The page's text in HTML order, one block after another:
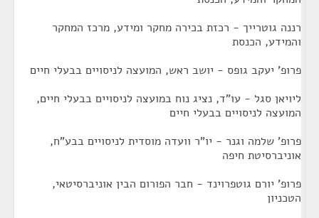
רננה גוטרייך - רכזת בכירה מחקר ומידע, מרכז המחקר
והמידע, הכנסת
פרופ' יעקב גופס - יושב ראש, המועצה לניסויים בבעלי חיים
ליויאן סגל - עו"ד, נציג נוח במועצה לניסויים בבעלי חיים,
המועצה לניסויים בבעלי חיים
פרופ' שלמה וגנר - יו"ר וועדה מוסדית לניסויים בבע"ח,
אוניברסיטת חיפה
פרופ' יורם גוטפרוינד - חבר הפורום הבין אוניברסיטאי,
הטכניון